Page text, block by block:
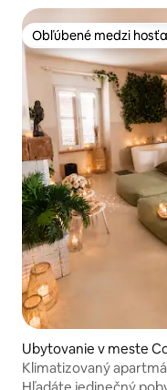
Obľúbené medzi
Obľúbené medzi
Ubytovanie v meste
heverny
Klimatizovaný
sauna a vírivka
Hľadáte jedinečný